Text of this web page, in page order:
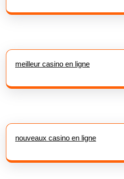
meilleur casino en ligne
nouveaux casino en ligne